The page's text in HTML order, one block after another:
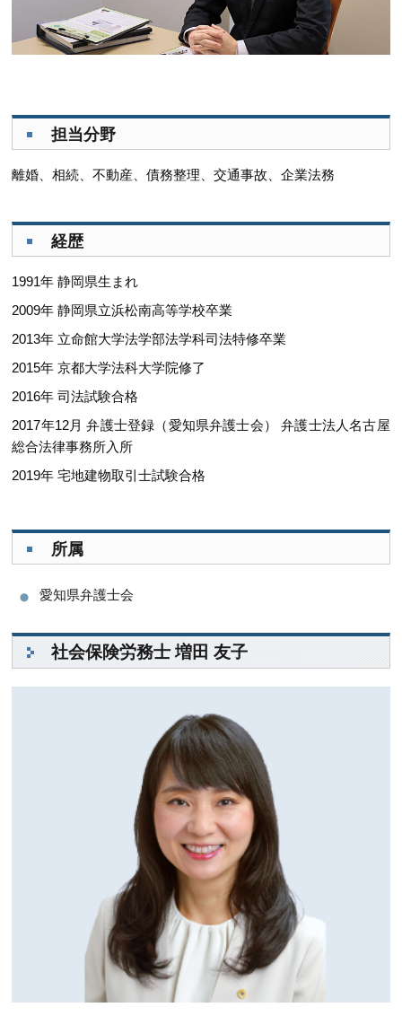
担当分野
離婚、相続、不動産、債務整理、交通事故、企業法務
経歴
1991年 静岡県生まれ
2009年 静岡県立浜松南高等学校卒業
2013年 立命館大学法学部法学科司法特修卒業
2015年 京都大学法科大学院修了
2016年 司法試験合格
2017年12月 弁護士登録（愛知県弁護士会） 弁護士法人名古屋
総合法律事務所入所
2019年 宅地建物取引士試験合格
所属
愛知県弁護士会
社会保険労務士 増田 友子